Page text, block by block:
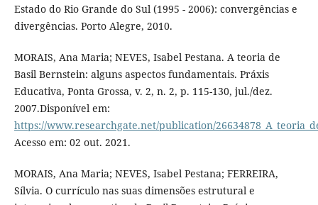
Estado do Rio Grande do Sul (1995 - 2006): convergências e
divergências. Porto Alegre, 2010.
MORAIS, Ana Maria; NEVES, Isabel Pestana. A teoria de
Basil Bernstein: alguns aspectos fundamentais. Práxis
Educativa, Ponta Grossa, v. 2, n. 2, p. 115-130, jul./dez.
2007.Disponível em:
https://www.researchgate.net/publication/
Acesso em: 02 out. 2021.
MORAIS, Ana Maria; NEVES, Isabel Pestana; FERREIRA,
Sílvia. O currículo nas suas dimensões estrutural e